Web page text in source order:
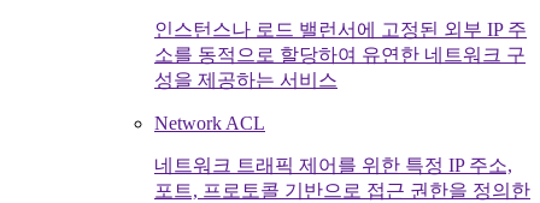
인스턴스나 로드 밸런서에 고정된 외부 IP 주
소를 동적으로 할당하여 유연한 네트워크 구
성을 제공하는 서비스
Network ACL
네트워크 트래픽 제어를 위한 특정 IP 주소,
포트, 프로토콜 기반으로 접근 권한을 정의한